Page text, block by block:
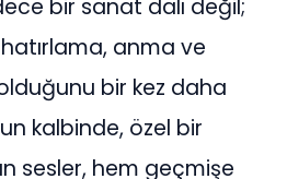
bir sanat dalı değil;
anma ve
bir kez daha
kalbinde, özel bir
sesler, hem geçmişe